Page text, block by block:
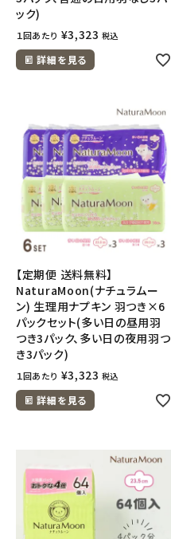
ック)
１回あたり ¥3,323 税込
詳細を見る
【定期便 送料無料】
NaturaMoon(ナチュラムー
ン) 生理用ナプキン 羽つき×6
パックセット(多い日の昼用羽
つき3パック、多い日の夜用羽つ
き3パック)
１回あたり ¥3,323 税込
詳細を見る